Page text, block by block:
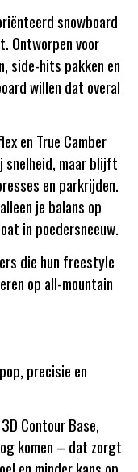
snowboard
Ontworpen voor
side-hits pakken en
willen dat overal
en True Camber
snelheid, maar blijft
en parkrijden.
je balans op
in poedersneeuw.
die hun freestyle
op all-mountain
precisie en
Contour Base,
komen – dat zorgt